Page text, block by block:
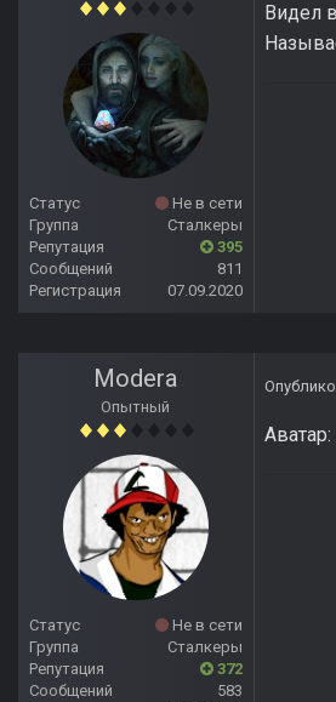
Статус
Не в сети
Группа
Сталкеры
Репутация
395
Сообщений
811
Регистрация
07.09.2020
Видел
Modera
Опытный
Статус
Не в сети
Группа
Сталкеры
Репутация
372
Сообщений
583